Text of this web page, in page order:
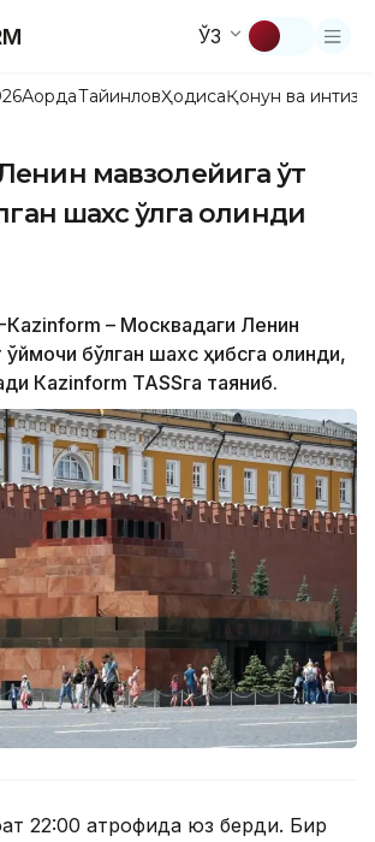
ЎЗ
АқордаТайинловҲодисаҚонун ва
мавзолейига ўт
шахс қўлга олинди
– Москвадаги Ленин
бўлган шахс ҳибсга олинди,
Каzinform TASSга таяниб.
22:00 атрофида юз берди. Бир